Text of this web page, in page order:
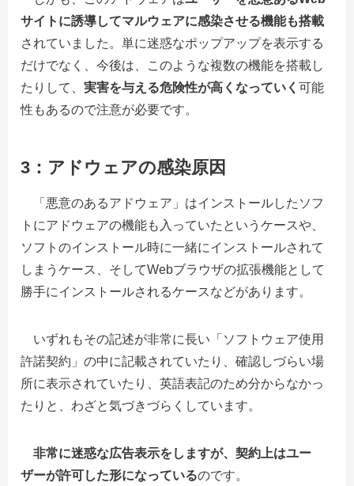
サイトに誘導してマルウェアに感染させる機能も搭載
されていました。単に迷惑なポップアップを表示する
だけでなく、今後は、このような複数の機能を搭載し
たりして、 実害を与える危険性が高くなっていく 可能
性もあるので注意が必要です。
3：アドウェアの感染原因
「悪意のあるアドウェア」はインストールしたソフ
トにアドウェアの機能も入っていたというケースや、
ソフトのインストール時に一緒にインストールされて
しまうケース、そしてWebブラウザの拡張機能として
勝手にインストールされるケースなどがあります。
いずれもその記述が非常に長い「ソフトウェア使用
許諾契約」の中に記載されていたり、確認しづらい場
所に表示されていたり、英語表記のため分からなかっ
たりと、わざと気づきづらくしています。
非常に迷惑な広告表示をしますが、契約上はユー
ザーが許可した形になっているのです。